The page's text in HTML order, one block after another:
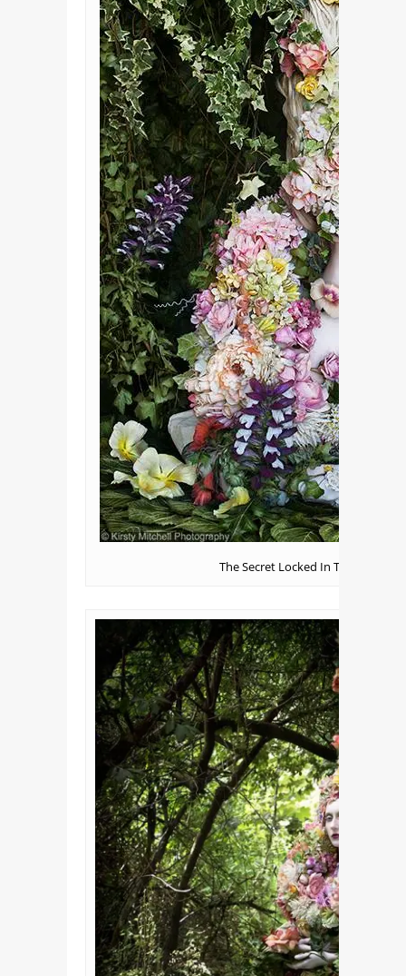
The Secret Locked In The Roots